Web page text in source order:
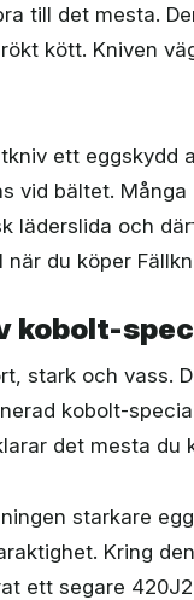
till det mesta.
kött. Kniven
ett eggskydd
vid bältet.
läderslida och
du köper
kobolt-
stark och vass.
kobolt-
det mesta du
starkare
Kring
ett segare